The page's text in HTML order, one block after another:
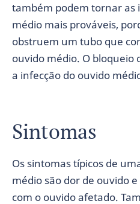
também podem tornar as
médio mais prováveis,
obstruem um tubo que
ouvido médio. O bloqueio
a infecção do ouvido
Sintomas
Os sintomas típicos de
médio são dor de ouvido
com o ouvido afetado.